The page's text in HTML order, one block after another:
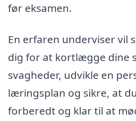
før eksamen.
En erfaren underviser vil
dig for at kortlægge dine
svagheder, udvikle en
læringsplan og sikre, at
forberedt og klar til at